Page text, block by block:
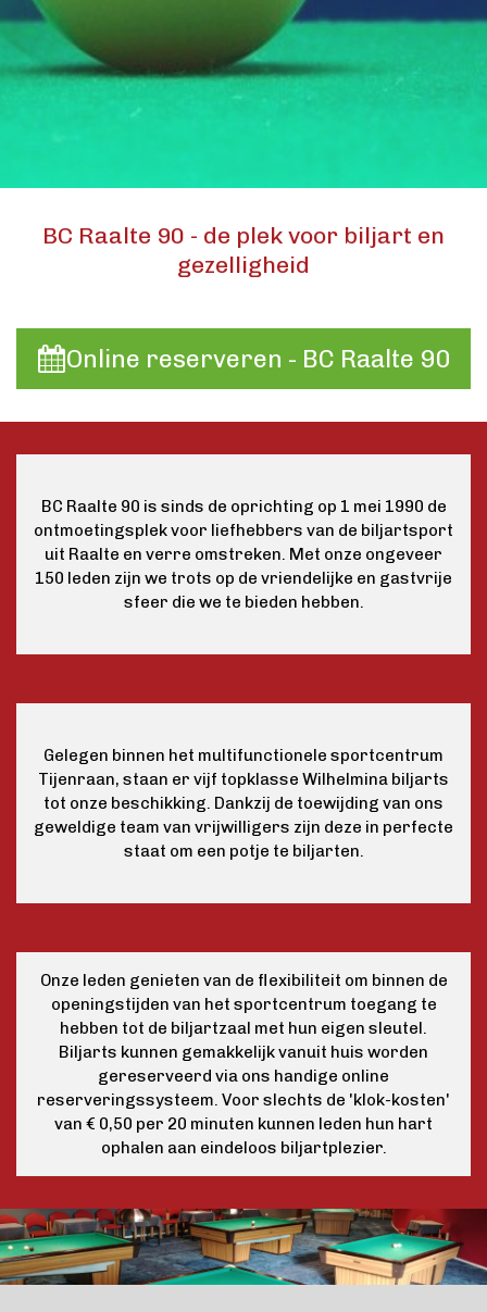
BC Raalte 90 - de plek voor biljart en
gezelligheid
Online reserveren - BC Raalte 90
BC Raalte 90 is sinds de oprichting op 1 mei 1990 de
ontmoetingsplek voor liefhebbers van de biljartsport
uit Raalte en verre omstreken. Met onze ongeveer
150 leden zijn we trots op de vriendelijke en gastvrije
sfeer die we te bieden hebben.
Gelegen binnen het multifunctionele sportcentrum
Tijenraan, staan er vijf topklasse Wilhelmina biljarts
tot onze beschikking. Dankzij de toewijding van ons
geweldige team van vrijwilligers zijn deze in perfecte
staat om een potje te biljarten.
Onze leden genieten van de flexibiliteit om binnen de
openingstijden van het sportcentrum toegang te
hebben tot de biljartzaal met hun eigen sleutel.
Biljarts kunnen gemakkelijk vanuit huis worden
gereserveerd via ons handige online
reserveringssysteem. Voor slechts de 'klok-kosten'
van € 0,50 per 20 minuten kunnen leden hun hart
ophalen aan eindeloos biljartplezier.